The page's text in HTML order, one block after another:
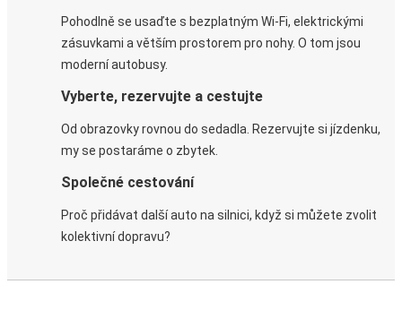
Pohodlně se usaďte s bezplatným Wi-Fi, elektrickými
zásuvkami a větším prostorem pro nohy. O tom jsou
moderní autobusy.
Vyberte, rezervujte a cestujte
Od obrazovky rovnou do sedadla. Rezervujte si jízdenku,
my se postaráme o zbytek.
Společné cestování
Proč přidávat další auto na silnici, když si můžete zvolit
kolektivní dopravu?